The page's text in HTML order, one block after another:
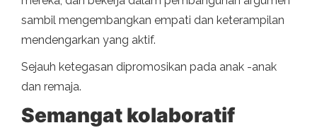
sambil mengembangkan empati dan keterampilan
mendengarkan yang aktif.
Sejauh ketegasan dipromosikan pada anak -anak
dan remaja.
Semangat kolaboratif